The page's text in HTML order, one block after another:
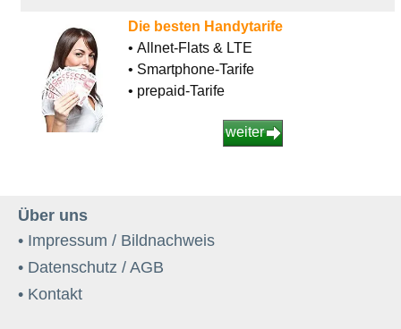
Die besten Handytarife
• Allnet-Flats & LTE
• Smartphone-Tarife
• prepaid-Tarife
weiter
Über uns
• Impressum / Bildnachweis
• Datenschutz / AGB
• Kontakt